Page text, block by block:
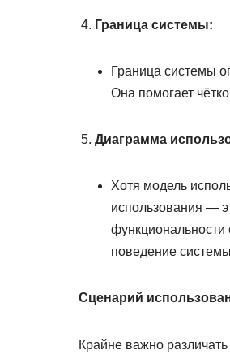
Граница системы:
Граница системы
Она помогает
Диаграмма
Хотя модель
использования —
функциональности
поведение
Сценарий
Крайне важно